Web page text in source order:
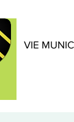
VIE